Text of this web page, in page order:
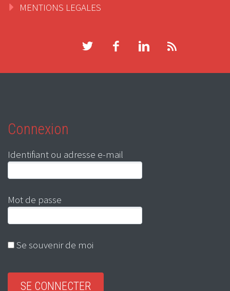
MENTIONS LEGALES
Connexion
Identifiant ou adresse e-mail
Mot de passe
Se souvenir de moi